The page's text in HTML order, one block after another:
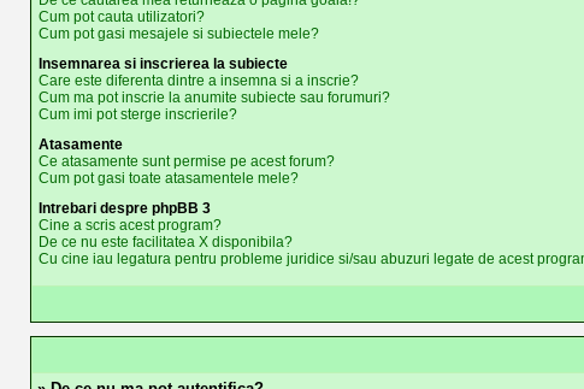
Cum pot cauta utilizatori?
Cum pot gasi mesajele si subiectele mele?
Insemnarea si inscrierea la subiecte
Care este diferenta dintre a insemna si a inscrie?
Cum ma pot inscrie la anumite subiecte sau forumuri?
Cum imi pot sterge inscrierile?
Atasamente
Ce atasamente sunt permise pe acest forum?
Cum pot gasi toate atasamentele mele?
Intrebari despre phpBB 3
Cine a scris acest program?
De ce nu este facilitatea X disponibila?
Cu cine iau legatura pentru probleme juridice si/sau abuzuri legate de acest